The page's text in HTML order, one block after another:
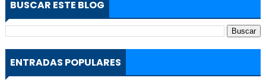
BUSCAR ESTE BLOG
ENTRADAS POPULARES